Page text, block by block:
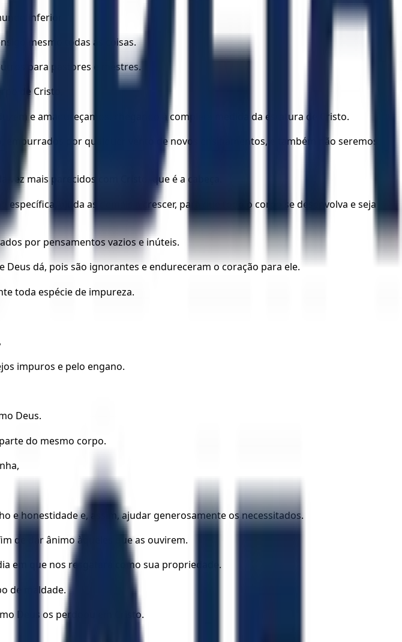
inferior.
mesmo todas as coisas.
para pastores e mestres.
de Cristo,
e amadureçamos, chegando à completa medida da estatura de Cristo.
por qualquer vento de novos ensinamentos, e também não seremos
mais parecidos com Cristo, que é a cabeça.
ajuda as demais a crescer, para que todo o corpo se desenvolva e seja
por pensamentos vazios e inúteis.
Deus dá, pois são ignorantes e endureceram o coração para ele.
toda espécie de impureza.
impuros e pelo engano.
Deus.
do mesmo corpo.
e honestidade e, assim, ajudar generosamente os necessitados.
de dar ânimo àqueles que as ouvirem.
em que nos resgatará como sua propriedade.
de maldade.
Deus os perdoou em Cristo.